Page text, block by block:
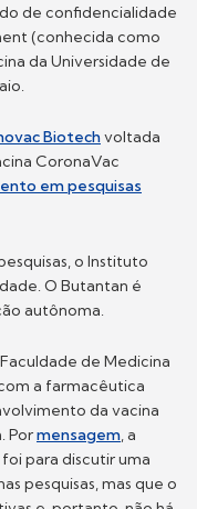
de confidencialidade
(conhecida como
da Universidade de
Biotechvoltada
CoronaVac
em pesquisas
o Instituto
O Butantan é
autônoma.
de Medicina
a farmacêutica
da vacina
Pormensagem , a
para discutir uma
pesquisas, mas que o